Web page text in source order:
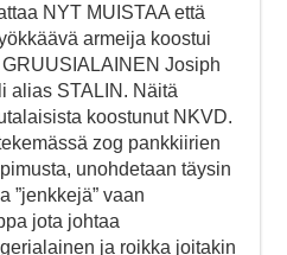
NYT MUISTAA että
armeija koostui
Josiph
alias STALIN. Näitä
koostunut NKVD.
zog pankkiirien
unohdetaan täysin
”jenkkejä” vaan
jota johtaa
ja roikka joitakin